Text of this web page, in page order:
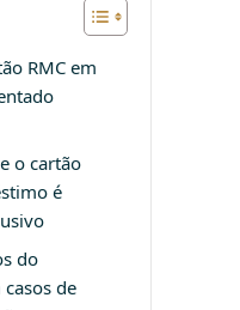
RMC em
o cartão
é
do
de